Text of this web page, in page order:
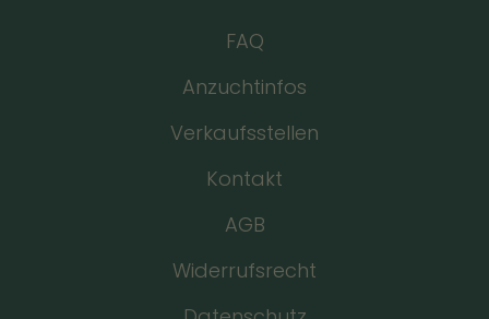
FAQ
Anzuchtinfos
Verkaufsstellen
Kontakt
AGB
Widerrufsrecht